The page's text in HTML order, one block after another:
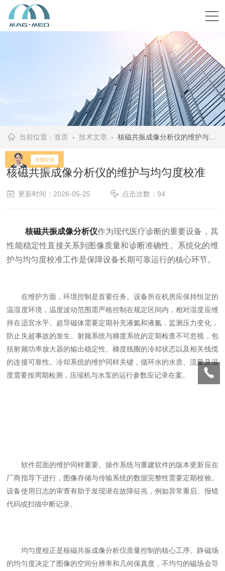
当前位置：首页 -技术文章 - 核磁共振成像分析仪的维护与均匀度校准
核磁共振成像分析仪的维护与均匀度校准
更新时间：2026-05-25 点击次数：94
核磁共振成像分析仪作为现代医疗诊断的重要设备，其
性能稳定性直接关系到图像质量和诊断准确性。系统化的维
护与均匀度校准工作是保障设备长期可靠运行的核心环节。
在维护方面，环境控制是首要任务。设备所在机房应保持恒定的
温湿度环境，温度波动范围需严格控制在规定区间内，相对湿度应维
持在适宜水平。超导磁体需要定期补充液氦和液氮，监测压力变化，
防止失超事故的发生。射频系统与梯度系统的定期检查不可忽视，包
括射频功率放大器的输出稳定性、梯度线圈的冷却状态以及相关线缆
的连接可靠性。冷却系统的维护同样关键，循环水的水质、流量及温
度需要按周期检测，压缩机与水泵的运行参数应记录在案。
软件层面的维护同样重要。操作系统与重建软件的版本更新应在
厂商指导下进行，图像存储与传输系统的数据完整性需要定期校验。
设备使用日志的审查有助于发现潜在故障征兆，例如异常重启、报错
代码或扫描中断记录。
均匀度校正是核磁共振成像分析仪质量控制的核心工序。静磁场
的均匀度决定了图像的空间分辨率和几何保真度，不均匀的磁场会导